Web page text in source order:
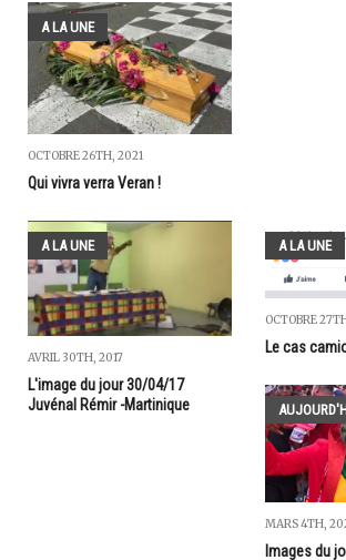
A LA UNE
OCTOBRE 26TH, 2021
Qui vivra verra Veran !
A LA UNE
AVRIL 30TH, 2017
L'image du jour 30/04/17
Juvénal Rémir -Martinique
A LA UNE
OCTOBRE
Le cas
MARS 4TH,
Images du